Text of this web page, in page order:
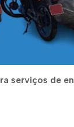
serviços de